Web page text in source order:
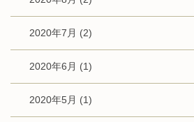
2020年7月 (2)
2020年6月 (1)
2020年5月 (1)